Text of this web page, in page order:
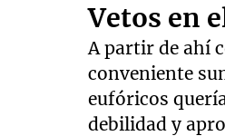
Vetos en
A partir de ahí
conveniente
eufóricos
debilidad y